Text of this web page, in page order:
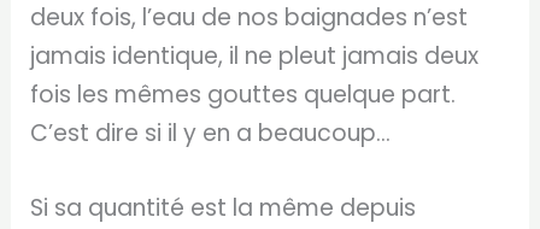
deux fois, l’eau de nos baignades n’est
jamais identique, il ne pleut jamais deux
fois les mêmes gouttes quelque part.
C’est dire si il y en a beaucoup…
Si sa quantité est la même depuis